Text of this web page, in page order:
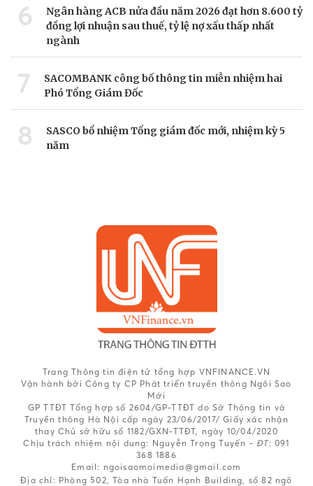
6
Ngân hàng ACB nửa đầu năm 2026 đạt hơn 8.600 tỷ
đồng lợi nhuận sau thuế, tỷ lệ nợ xấu thấp nhất
ngành
7
SACOMBANK công bố thông tin miễn nhiệm hai
Phó Tổng Giám Đốc
8
SASCO bổ nhiệm Tổng giám đốc mới, nhiệm kỳ 5
năm
Trang Thông tin điện tử tổng hợp VNFINANCE.VN
Vận hành bởi Công ty CP Phát triển truyền thông Ngôi Sao
Mới
GP TTĐT Tổng hợp số 2604/GP-TTĐT do Sở Thông tin và
Truyền thông Hà Nội cấp ngày 23/06/2017/ Giấy xác nhận
thay Chủ sở hữu số 1182/GXN-TTĐT, ngày 10/04/2020
Chịu trách nhiệm nội dung: Nguyễn Trọng Tuyến - ĐT: 091
368 1886
Email: ngoisaomoimedia@gmail.com
Địa chỉ: Phòng 502, Tòa nhà Tuấn Hạnh Building, số 82 ngõ